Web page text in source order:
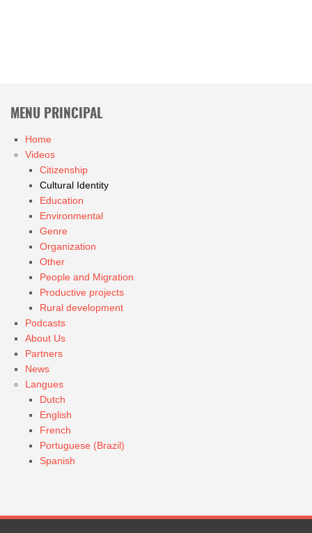
MENU PRINCIPAL
Home
Videos
Citizenship
Cultural Identity
Education
Environmental
Genre
Organization
Other
People and Migration
Productive projects
Rural development
Podcasts
About Us
Partners
News
Langues
Dutch
English
French
Portuguese (Brazil)
Spanish